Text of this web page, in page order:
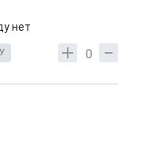
нет
0